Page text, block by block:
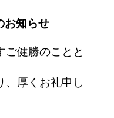
お知らせ
健勝のことと
、厚くお礼申し